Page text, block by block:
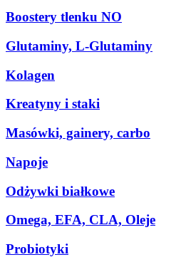
Boostery tlenku NO
Glutaminy, L-Glutaminy
Kolagen
Kreatyny i staki
Masówki, gainery, carbo
Napoje
Odżywki białkowe
Omega, EFA, CLA, Oleje
Probiotyki